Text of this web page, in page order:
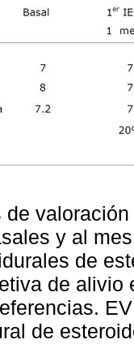
de
y al
de
de alivio
de